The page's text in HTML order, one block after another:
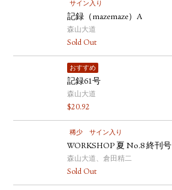
サイン入り
記録（mazemaze）A
森山大道
Sold Out
おすすめ
記録61号
森山大道
$20.92
稀少 サイン入り
WORKSHOP 夏 No.8 終刊号
森山大道、倉田精二
Sold Out